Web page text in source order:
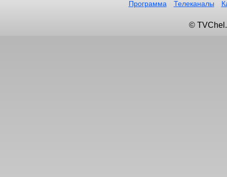
Программа Телеканалы
©